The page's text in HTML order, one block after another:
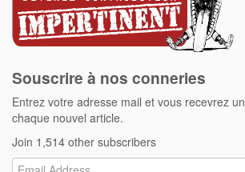
Souscrire à nos conneries
Entrez votre adresse mail et vous recevrez
chaque nouvel article.
Join 1,514 other subscribers
Email